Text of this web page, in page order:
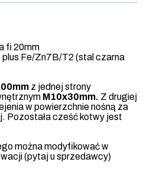
fi 20mm
plus Fe/Zn7B/T2 (stal czarna
z jednej strony
M10x30mm. Z drugiej
w powierzchnie nośną za
Pozostała cześć kotwy jest
można modyfikować w
(pytaj u sprzedawcy)